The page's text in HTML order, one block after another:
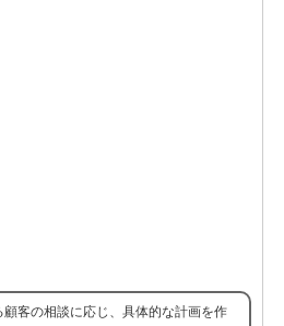
客の相談に応じ、具体的な計画を作